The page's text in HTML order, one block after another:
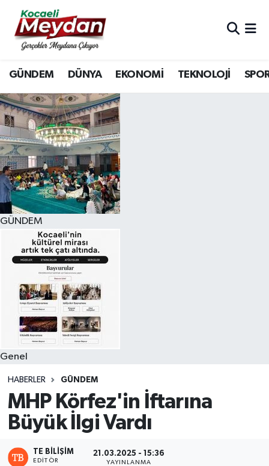
GÜNDEM DÜNYA EKONOMİ TEKNOLOJİ
GÜNDEM
Genel
HABERLER GÜNDEM
MHP Körfez'in İftarına
Büyük İlgi Vardı
TE BILIŞIM
EDITÖR
21.03.2025 - 15:36
YAYINLANMA
Nöbetçi Eczaneler
Hava Durumu
Trafik Durumu
Süper Lig Puan Durumu ve Fikstür
Tüm Manşetler
Son Dakika Haberleri
Haber Arşivi